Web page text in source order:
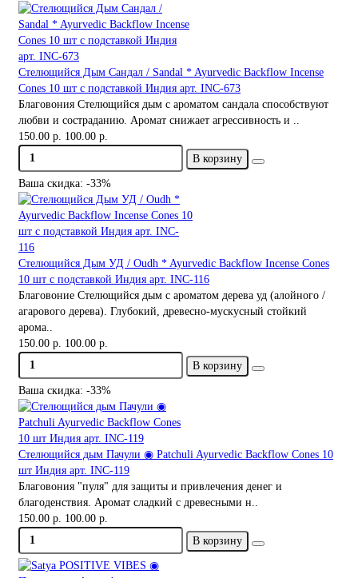
Стелющийся Дым Сандал / Sandal * Ayurvedic Backflow Incense
Cones 10 шт с подставкой Индия арт. INC-673
Благовония Стелющийся дым с ароматом сандала способствуют
любви и состраданию. Аромат снижает агрессивность и ..
150.00 р. 100.00 р.
В корзину
Ваша скидка: -33%
Стелющийся Дым УД / Oudh * Ayurvedic Backflow Incense Cones
10 шт с подставкой Индия арт. INC-116
Благовоние Стелющийся дым с ароматом дерева уд (алойного /
агарового дерева). Глубокий, древесно-мускусный стойкий
арома..
150.00 р. 100.00 р.
В корзину
Ваша скидка: -33%
Стелющийся дым Пачули ◉ Patchuli Ayurvedic Backflow Cones 10
шт Индия арт. INC-119
Благовония "пуля" для защиты и привлечения денег и
благоденствия. Аромат сладкий с древесными н..
150.00 р. 100.00 р.
В корзину